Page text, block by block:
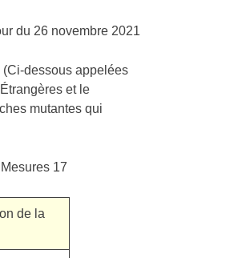
du 26 novembre 2021
(Ci-dessous appelées
et le
mutantes qui
17
de la